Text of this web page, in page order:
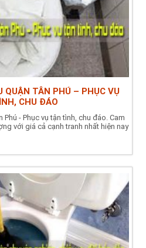
QUẬN TÂN PHÚ – PHỤC VỤ
CHU ĐÁO
- Phục vụ tận tình, chu đáo. Cam
với giá cả cạnh tranh nhất hiện nay